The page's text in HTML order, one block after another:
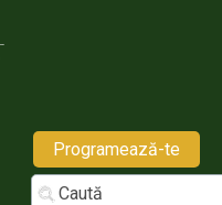
Programează-te